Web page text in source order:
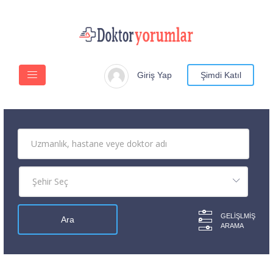
Giriş Yap Şimdi Katıl
GELIŞLMIŞ
ARAMA